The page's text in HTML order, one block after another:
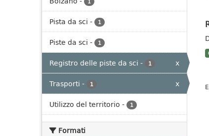
Pista da sci - 1
Piste da sci - 1
Registro delle piste da sci - 1
x
Trasporti - 1
x
Utilizzo del territorio - 1
Formati